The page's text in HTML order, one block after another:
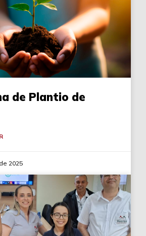
de Plantio de
2025